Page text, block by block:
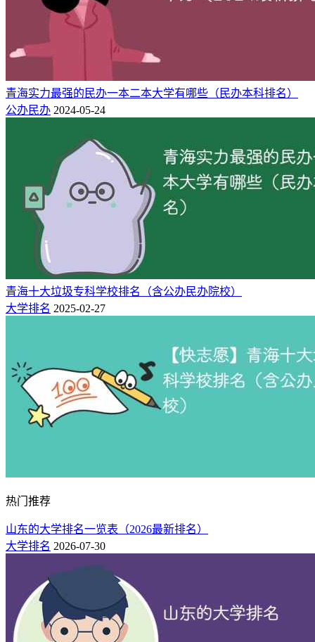
青海实力最强的民办一本二本大学有哪些（民办本科排名）
公办民办 2024-05-24
青海十大垃圾专科学校排名（含公办民办院校）
大学排名 2025-02-27
热门推荐
山东的大学排名一览表（2026最新排名）
大学排名 2026-07-30